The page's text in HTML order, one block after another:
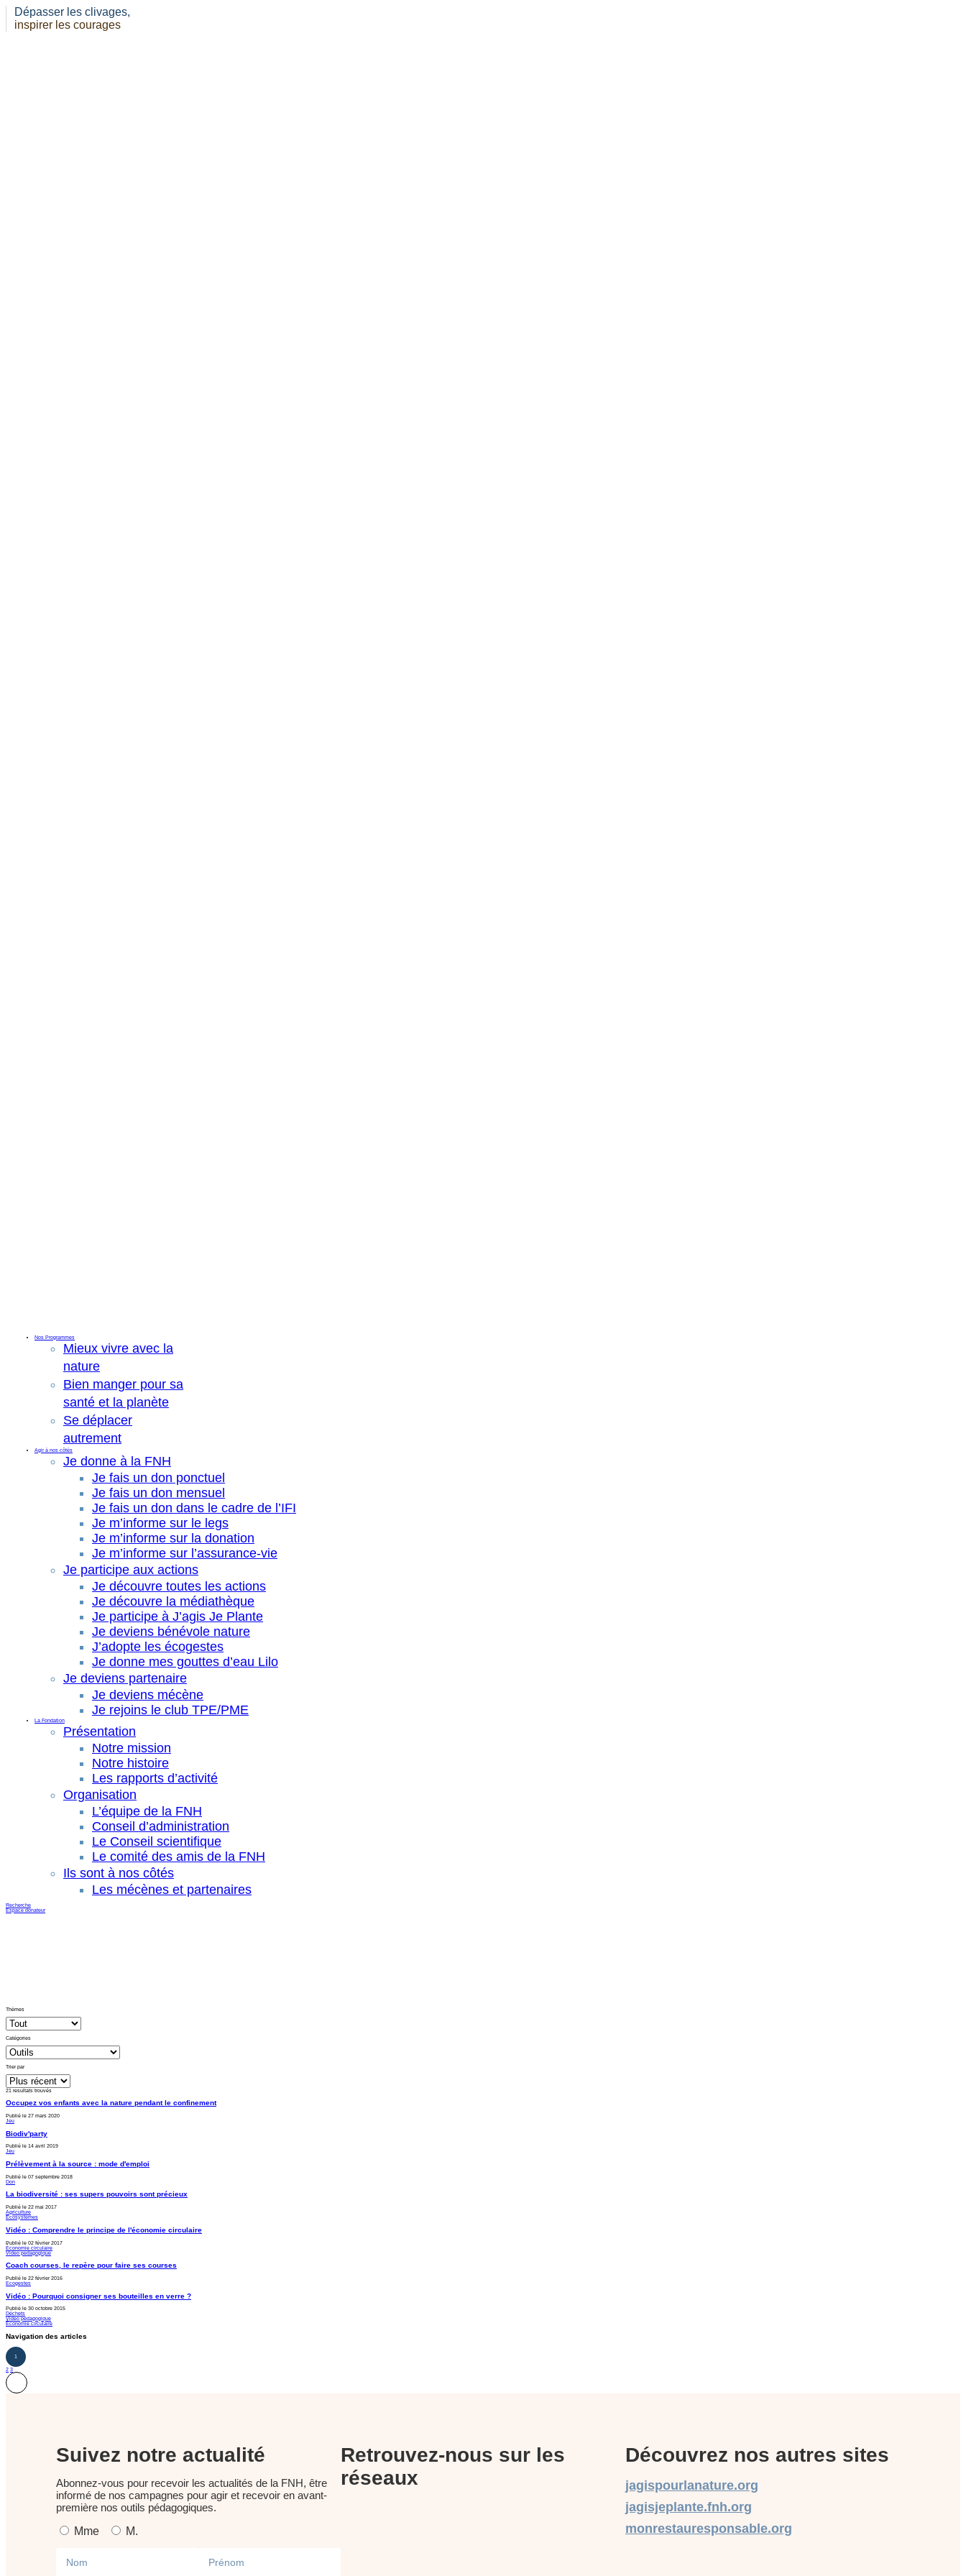
Dépasser les clivages,
inspirer les courages
Nos Programmes
Mieux vivre avec la
nature
Bien manger pour sa
santé et la planète
Se déplacer
autrement
Agir à nos côtés
Je donne à la FNH
Je fais un don ponctuel
Je fais un don mensuel
Je fais un don dans le cadre de l’IFI
Je m’informe sur le legs
Je m’informe sur la donation
Je m’informe sur l’assurance-vie
Je participe aux actions
Je découvre toutes les actions
Je découvre la médiathèque
Je participe à J’agis Je Plante
Je deviens bénévole nature
J’adopte les écogestes
Je donne mes gouttes d’eau Lilo
Je deviens partenaire
Je deviens mécène
Je rejoins le club TPE/PME
La Fondation
Présentation
Notre mission
Notre histoire
Les rapports d’activité
Organisation
L’équipe de la FNH
Conseil d’administration
Le Conseil scientifique
Le comité des amis de la FNH
Ils sont à nos côtés
Les mécènes et partenaires
Recherche
Espace donateur
Thèmes
Catégories
Trier par
21 resultats trouvés
Occupez vos enfants avec la nature pendant le confinement
Publié le 27 mars 2020
Jeu
Biodiv'party
Publié le 14 avril 2019
Jeu
Prélèvement à la source : mode d'emploi
Publié le 07 septembre 2018
Don
La biodiversité : ses supers pouvoirs sont précieux
Publié le 22 mai 2017
Agriculture
Ecosystèmes
Vidéo : Comprendre le principe de l'économie circulaire
Publié le 02 février 2017
Économie circulaire
Vidéo pédagogique
Coach courses, le repère pour faire ses courses
Publié le 22 février 2016
Ecogestes
Vidéo : Pourquoi consigner ses bouteilles en verre ?
Publié le 30 octobre 2015
Déchets
Vidéo pédagogique
Économie circulaire
Navigation des articles
1
2 3
Suivez notre actualité
Abonnez-vous pour recevoir les actualités de la FNH, être
informé de nos campagnes pour agir et recevoir en avant-
première nos outils pédagogiques.
Mme
M.
Retrouvez-nous sur les
réseaux
Découvrez nos autres sites
jagispourlanature.org
jagisjeplante.fnh.org
monrestauresponsable.org